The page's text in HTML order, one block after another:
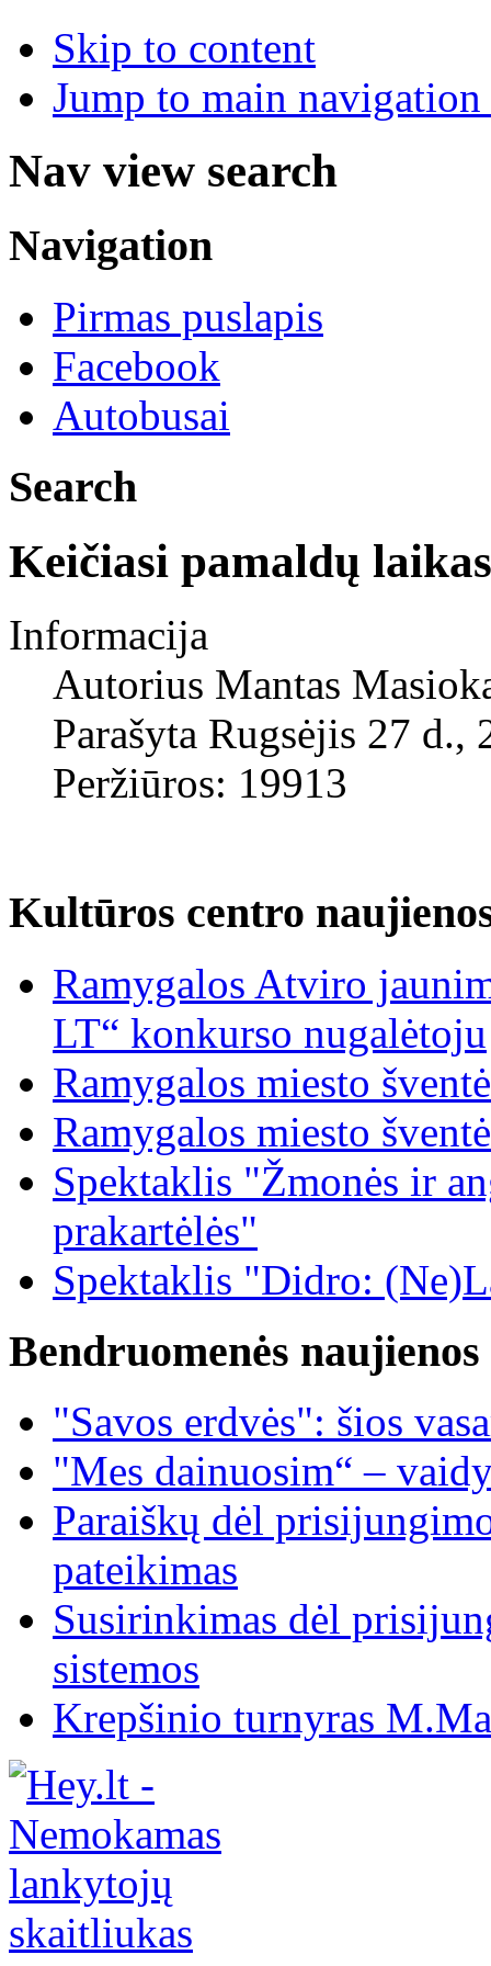
Skip to content
Jump to main
Nav view search
Navigation
Pirmas puslapis
Facebook
Autobusai
Search
Keičiasi pamaldų
Informacija
Autorius Mantas
Parašyta Rugsėjis 27 d.,
Peržiūros: 19913
Kultūros centro
Ramygalos Atviro
LT“ konkurso nugalėtoju
Ramygalos miesto šventė
Ramygalos miesto šventė
Spektaklis "Žmonės ir
prakartėlės"
Spektaklis "Didro:
Bendruomenės naujienos
"Savos erdvės": šios
"Mes dainuosim“ –
Paraiškų dėl
pateikimas
Susirinkimas dėl
sistemos
Krepšinio turnyras